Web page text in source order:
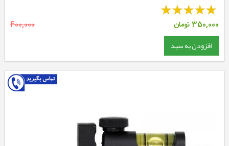
350,000تومان 400,000
افزودن به سبد